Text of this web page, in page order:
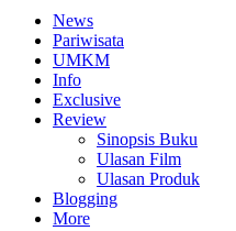
News
Pariwisata
UMKM
Info
Exclusive
Review
Sinopsis Buku
Ulasan Film
Ulasan Produk
Blogging
More